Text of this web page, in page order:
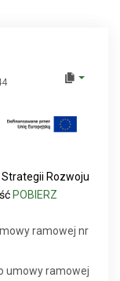
Rozwoju
POBIERZ
ramowej nr
umowy ramowej